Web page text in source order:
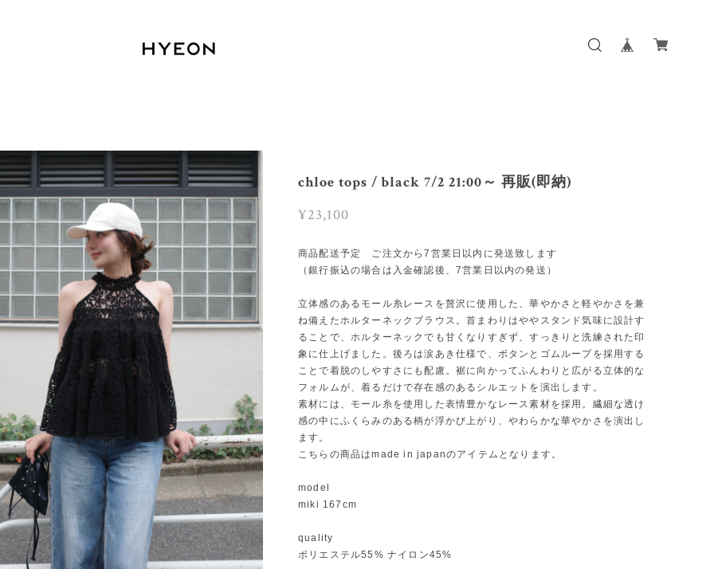
chloe tops / black 7/2 21:00～ 再販(即納)
¥23,100
商品配送予定 ご注文から7営業日以内に発送致します
（銀行振込の場合は入金確認後、7営業日以内の発送）
立体感のあるモール糸レースを贅沢に使用した、華やかさと軽やかさを兼
ね備えたホルターネックブラウス。首まわりはややスタンド気味に設計す
ることで、ホルターネックでも甘くなりすぎず、すっきりと洗練された印
象に仕上げました。後ろは涙あき仕様で、ボタンとゴムループを採用する
ことで着脱のしやすさにも配慮。裾に向かってふんわりと広がる立体的な
フォルムが、着るだけで存在感のあるシルエットを演出します。
素材には、モール糸を使用した表情豊かなレース素材を採用。繊細な透け
感の中にふくらみのある柄が浮かび上がり、やわらかな華やかさを演出し
ます。
こちらの商品はmade in japanのアイテムとなります。
model
miki 167cm
quality
ポリエステル55% ナイロン45%